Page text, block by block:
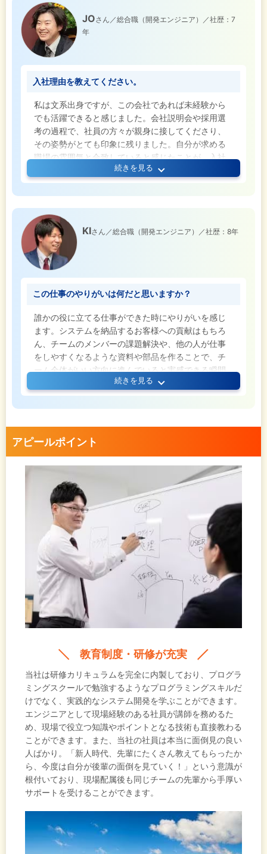
JOさん／総合職（開発エンジニア）／社歴：7
年
入社理由を教えてください。
私は文系出身ですが、この会社であれば未経験から
でも活躍できると感じました。会社説明会や採用選
考の過程で、社員の方々が親身に接してくださり、
その姿勢がとても印象に残りました。自分が求める
職場の雰囲気と合致していると感じたことが、入社
を決めた大きな理由です。続きを見る
KIさん／総合職（開発エンジニア）／社歴：8年
この仕事のやりがいは何だと思いますか？
誰かの役に立てる仕事ができた時にやりがいを感じ
ます。システムを納品するお客様への貢献はもちろ
ん、チームのメンバーの課題解決や、他の人が仕事
をしやすくなるような資料や部品を作ることで、チ
ーム全体がいい方向に進んでいると実感できる瞬間
がとても嬉しいです。感謝されることも励みになり
ますが、何よりチームの雰囲気が良くなることが一
番嬉しいですね。
続きを見る
アピールポイント
教育制度・研修が充実
当社は研修カリキュラムを完全に内製しており、プログラ
ミングスクールで勉強するようなプログラミングスキルだ
けでなく、実践的なシステム開発を学ぶことができます。
エンジニアとして現場経験のある社員が講師を務めるた
め、現場で役立つ知識やポイントとなる技術も直接教わる
ことができます。また、当社の社員は本当に面倒見の良い
人ばかり。「新人時代、先輩にたくさん教えてもらったか
ら、今度は自分が後輩の面倒を見ていく！」という意識が
根付いており、現場配属後も同じチームの先輩から手厚い
サポートを受けることができます。